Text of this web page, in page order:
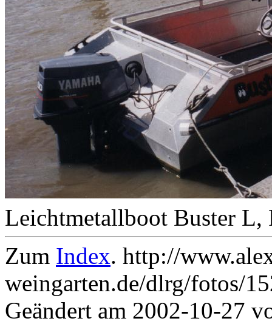
Leichtmetallboot Buster L,
Zum Index. http://
weingarten.de/dlrg/fotos/
Geändert am 2002-10-27